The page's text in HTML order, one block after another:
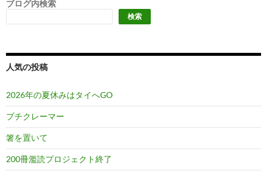
ブログ内検索
検索
人気の投稿
2026年の夏休みはタイへGO
プチクレーマー
箸を置いて
200冊濫読プロジェクト終了